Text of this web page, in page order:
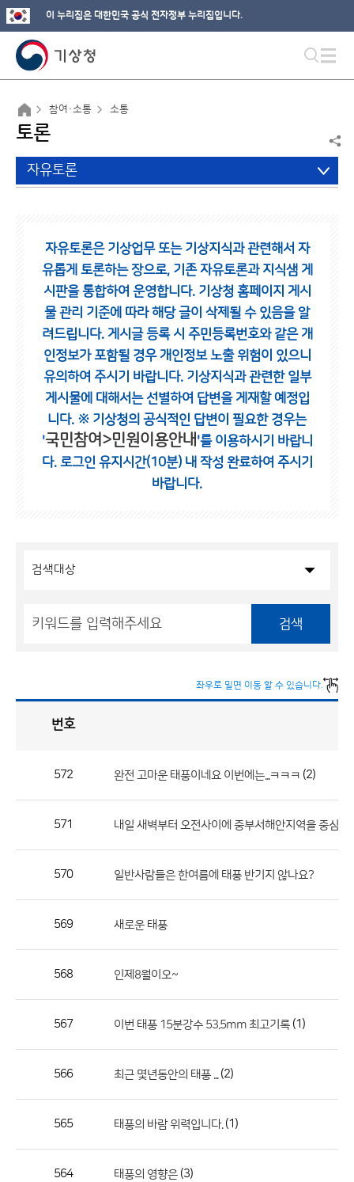
이 누리집은 대한민국 공식 전자정부 누리집입니다.
참여·소통 소통
토론
자유토론
자유토론은 기상업무 또는 기상지식과 관련해서 자
유롭게 토론하는 장으로, 기존 자유토론과 지식샘 게
시판을 통합하여 운영합니다. 기상청 홈페이지 게시
물 관리 기준에 따라 해당 글이 삭제될 수 있음을 알
려드립니다. 게시글 등록 시 주민등록번호와 같은 개
인정보가 포함될 경우 개인정보 노출 위험이 있으니
유의하여 주시기 바랍니다. 기상지식과 관련한 일부
게시물에 대해서는 선별하여 답변을 게재할 예정입
니다. ※ 기상청의 공식적인 답변이 필요한 경우는
'국민참여>민원이용안내 '를 이용하시기 바랍니
다. 로그인 유지시간(10분) 내 작성 완료하여 주시기
바랍니다.
검색
좌우로 밀면 이동 할 수 있습니다.
론
호,
록
번호
572 완전 고마운 태풍이네요 이번에는...ㅋㅋㅋ (2)
571 내일 새벽부터 오전사이에 중부서해안지역을 중심으
570 일반사람들은 한여름에 태풍 반기지 않나요?
569 새로운 태풍
568 인제8월이오~
567 이번 태풍 15분강수 53.5mm 최고기록 (1)
566 최근 몇년동안의 태풍 ... (2)
565 태풍의 바람 위력입니다. (1)
564 태풍의 영향은 (3)